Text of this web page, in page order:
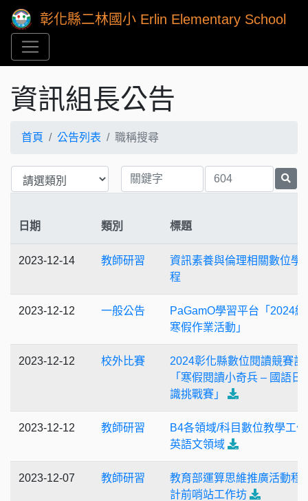
彰化縣二林國小 Erlin Elementary School
資訊組長公告
首頁 公告列表 職稱搜尋
日期 類別 標題
2023-12-14 教師研習
資訊素養與倫理相關數位學
程
2023-12-12 一般公告
PaGamO學習平台「2024線
寒假作業活動」
2023-12-12 校外比賽
2024彰化縣數位閱讀競賽計
「寒假閱讀小奇兵 – 國語日
識挑戰賽」
2023-12-12 教師研習
B4各領域/科目數位教學工
英語文領域
2023-12-07 教師研習
教育部運算思維推廣活動程
計前哨站工作坊